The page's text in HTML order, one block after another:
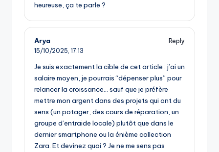
heureuse, ça te parle ?
Arya
Reply
15/10/2025, 17:13
Je suis exactement la cible de cet article : j’ai un
salaire moyen, je pourrais “dépenser plus” pour
relancer la croissance… sauf que je préfère
mettre mon argent dans des projets qui ont du
sens (un potager, des cours de réparation, un
groupe d’entraide locale) plutôt que dans le
dernier smartphone ou la énième collection
Zara. Et devinez quoi ? Je ne me sens pas